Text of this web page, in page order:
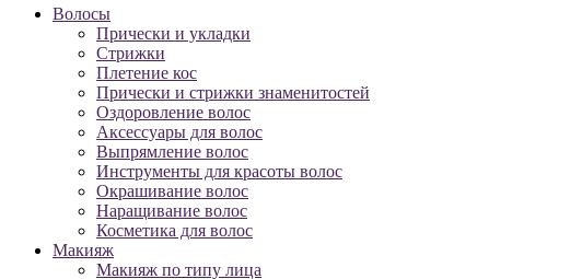
Волосы
Прически и укладки
Стрижки
Плетение кос
Прически и стрижки знаменитостей
Оздоровление волос
Аксессуары для волос
Выпрямление волос
Инструменты для красоты волос
Окрашивание волос
Наращивание волос
Косметика для волос
Макияж
Макияж по типу лица